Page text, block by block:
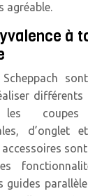
agréable.
à
différents
coupes
d’onglet
guides